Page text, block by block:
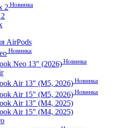
2 Новинка
AirPods
Новинка
Neo 13" (2026) Новинка
Air 13" (M5, 2026) Новинка
Air 15" (M5, 2026) Новинка
Air 13" (M4, 2025)
Air 15" (M4, 2025)